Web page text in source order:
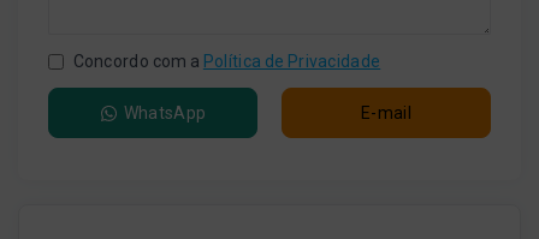
Concordo com a Política de Privacidade
WhatsApp E-mail